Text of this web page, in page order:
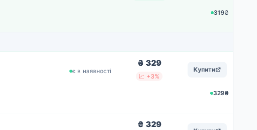
319₴
є в наявності
₴ 329
📈 +3%
Купити
329₴
₴ 329